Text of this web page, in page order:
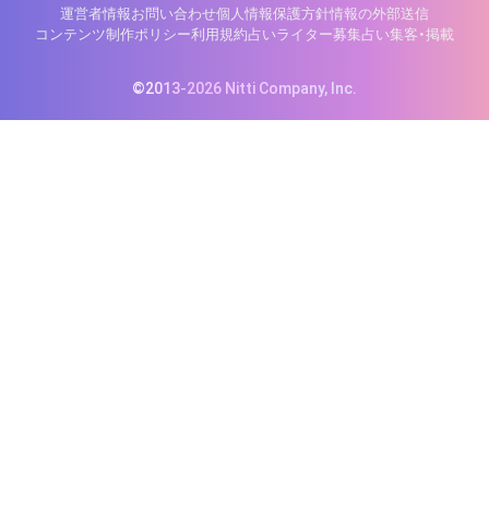
運営者情報お問い合わせ個人情報保護方針情報の外部送信
コンテンツ制作ポリシー利用規約占いライター募集占い集客・掲載
©2013-2026 Nitti Company, Inc.